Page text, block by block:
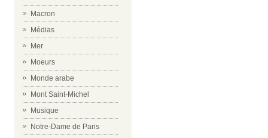
Macron
Médias
Mer
Moeurs
Monde arabe
Mont Saint-Michel
Musique
Notre-Dame de Paris